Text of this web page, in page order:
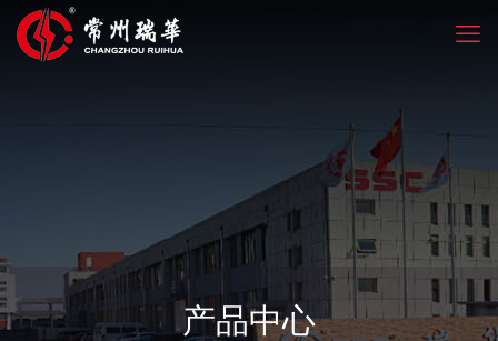
产品中心